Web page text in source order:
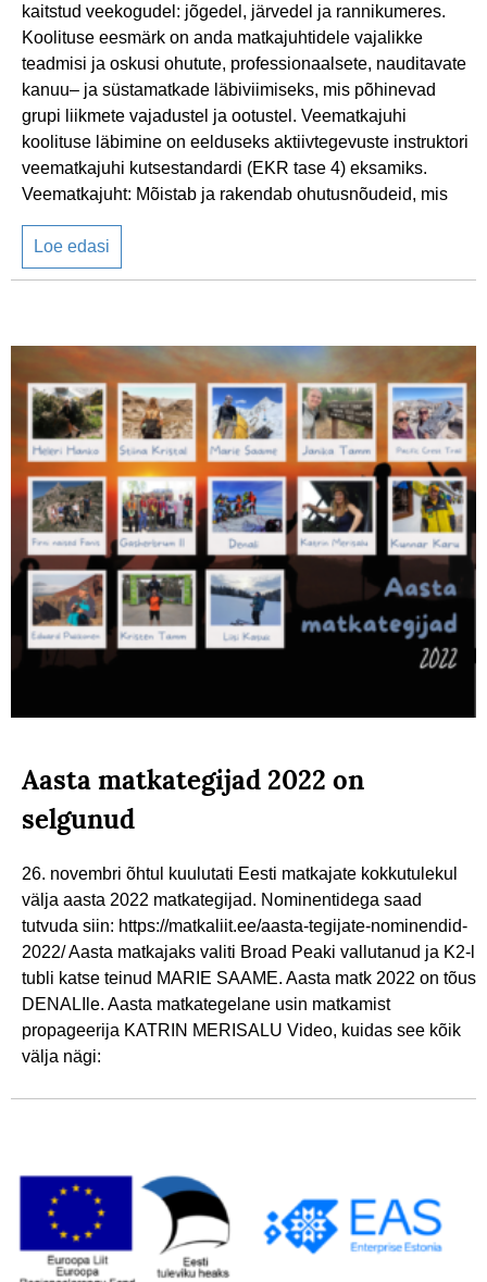
kaitstud veekogudel: jõgedel, järvedel ja rannikumeres.
Koolituse eesmärk on anda matkajuhtidele vajalikke
teadmisi ja oskusi ohutute, professionaalsete, nauditavate
kanuu– ja süstamatkade läbiviimiseks, mis põhinevad
grupi liikmete vajadustel ja ootustel. Veematkajuhi
koolituse läbimine on eelduseks aktiivtegevuste instruktori
veematkajuhi kutsestandardi (EKR tase 4) eksamiks.
Veematkajuht: Mõistab ja rakendab ohutusnõudeid, mis
Loe edasi
Aasta matkategijad 2022 on
selgunud
26. novembri õhtul kuulutati Eesti matkajate kokkutulekul
välja aasta 2022 matkategijad. Nominentidega saad
tutvuda siin: https://matkaliit.ee/aasta-tegijate-nominendid-
2022/ Aasta matkajaks valiti Broad Peaki vallutanud ja K2-l
tubli katse teinud MARIE SAAME. Aasta matk 2022 on tõus
DENALIle. Aasta matkategelane usin matkamist
propageerija KATRIN MERISALU Video, kuidas see kõik
välja nägi: